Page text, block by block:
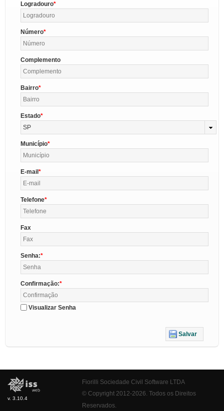
Logradouro
Número
Complemento
Bairro
Estado
SP
Município
E-mail
Telefone
Fax
Senha:
Confirmação:
Visualizar Senha
Salvar
v. 3.10.4
Fiorilli Sociedade Civil Software LTDA
© Copyright 2012-2026. Todos os Direitos
Reservados.